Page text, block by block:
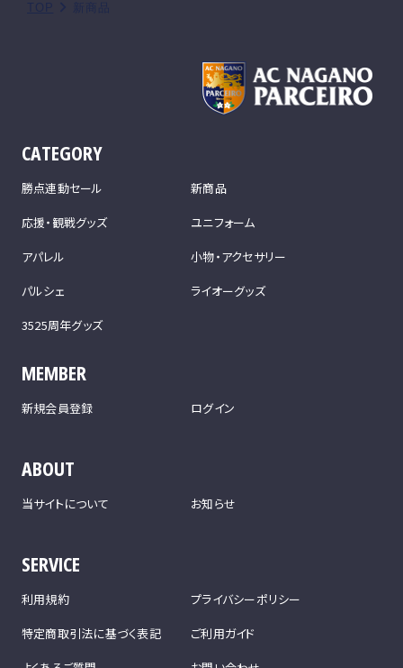
TOP
CATEGORY
勝点連動セール
新商品
応援・観戦グッズ
ユニフォーム
アパレル
小物・アクセサリー
パルシェ
ライオーグッズ
3525周年グッズ
MEMBER
新規会員登録 ログイン
ABOUT
当サイトについて お知らせ
SERVICE
利用規約
プライバシーポリシー
特定商取引法に基づく表記
ご利用ガイド